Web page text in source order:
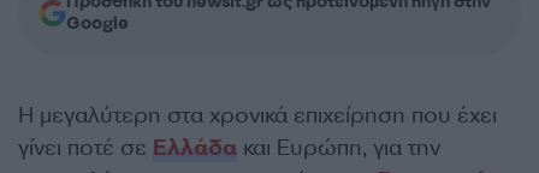
Google
Η μεγαλύτερη στα χρονικά επιχείρηση που έχει
γίνει ποτέ σε Ελλάδα και Ευρώπη, για την